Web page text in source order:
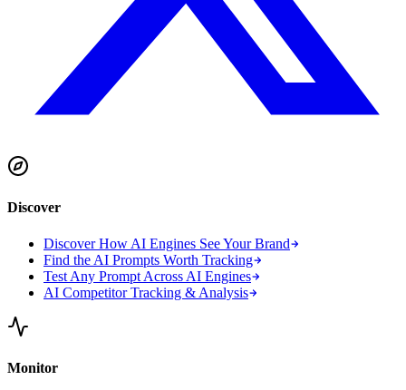
Discover
Discover How AI Engines See Your Brand
Find the AI Prompts Worth Tracking
Test Any Prompt Across AI Engines
AI Competitor Tracking & Analysis
Monitor